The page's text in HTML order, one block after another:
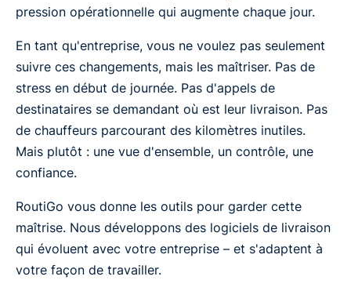
pression opérationnelle qui augmente chaque jour.
En tant qu'entreprise, vous ne voulez pas seulement
suivre ces changements, mais les maîtriser. Pas de
stress en début de journée. Pas d'appels de
destinataires se demandant où est leur livraison. Pas
de chauffeurs parcourant des kilomètres inutiles.
Mais plutôt : une vue d'ensemble, un contrôle, une
confiance.
RoutiGo vous donne les outils pour garder cette
maîtrise. Nous développons des logiciels de livraison
qui évoluent avec votre entreprise – et s'adaptent à
votre façon de travailler.